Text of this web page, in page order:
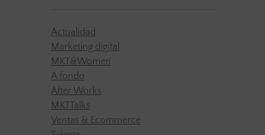
Actualidad
Marketing digital
MKT&Women
A fondo
After Works
MKTTalks
Ventas & Ecommerce